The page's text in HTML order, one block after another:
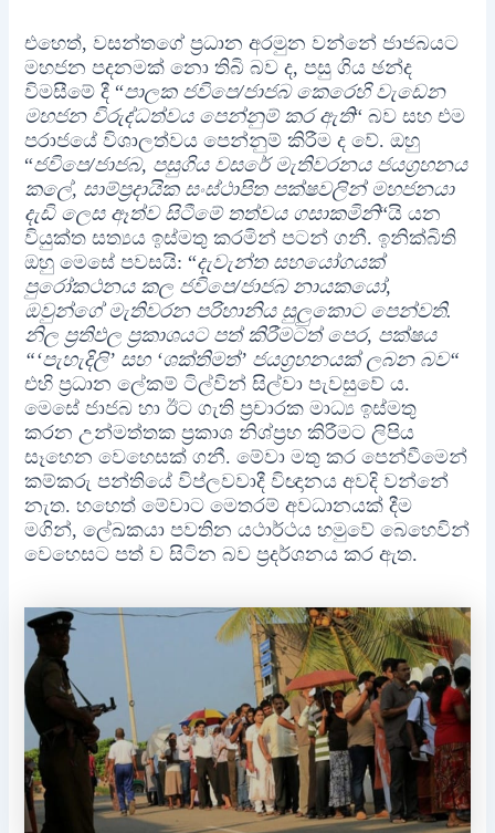
එහෙත්, වසන්තගේ ප්‍රධාන අරමුන වන්නේ ජාජබයට
මහජන පදනමක් නො තිබි බව ද, පසු ගිය ඡන්ද
විමසීමේ දී “පාලක ජවිපෙ/ජාජබ කෙරෙහි වැඩෙන
මහජන විරුද්ධත්වය පෙන්නුම් කර ඇති“ බව සහ එම
පරාජයේ විශාලත්වය පෙන්නුම් කිරීම ද වේ. ඔහු
“ජවිපෙ/ජාජබ, පසුගිය වසරේ මැතිවරනය ජයග්‍රහනය
කලේ, සාම්ප්‍රදායික සංස්ථාපිත පක්ෂවලින් මහජනයා
දැඩි ලෙස ඈත්ව සිටීමේ තත්වය ගසාකමිනි“යි යන
වියුක්ත සත්‍යය ඉස්මතු කරමින් පටන් ගනී. ඉනික්බිති
ඔහු මෙසේ පවසයි: “දැවැන්ත සහයෝගයක්
පුරෝකථනය කල ජවිපෙ/ජාජබ නායකයෝ,
ඔවුන්ගේ මැතිවරන පරිහානිය සුලුකොට පෙන්වති.
නිල ප්‍රතිඵල ප්‍රකාශයට පත් කිරීමටත් පෙර, පක්ෂය
“‘පැහැදිලි’ සහ ‘ශක්තිමත්’ ජයග්‍රහනයක් ලබන බව“
එහි ප්‍රධාන ලේකම් ටිල්වින් සිල්වා පැවසුවේ ය.
මෙසේ ජාජබ හා ඊට ගැති ප්‍රචාරක මාධ්‍ය ඉස්මතු
කරන උන්මත්තක ප්‍රකාශ නිශ්ප්‍රභ කිරීමට ලිපිය
සෑහෙන වෙහෙසක් ගනී. මේවා මතු කර පෙන්වීමෙන්
කම්කරු පන්තියේ විප්ලවවාදී විඥානය අවදි වන්නේ
නැත. හහෙත් මේවාට මෙතරම් අවධානයක් දීම
මගින්, ලේඛකයා පවතින යථාර්ථය හමුවේ බෙහෙවින්
වෙහෙසට පත් ව සිටින බව ප්‍රදර්ශනය කර ඇත.